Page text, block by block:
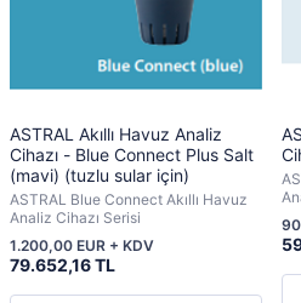
ASTRAL Akıllı Havuz Analiz
Cihazı - Blue Connect Plus Salt
(mavi) (tuzlu sular için)
ASTRAL Blue Connect Akıllı Havuz
Analiz Cihazı Serisi
79.652,16 TL
1.200,00 EUR + KDV
ASTRAL